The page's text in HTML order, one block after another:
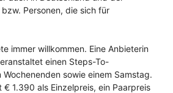
Personen, die sich für
immer willkommen. Eine Anbieterin
einen Steps-To-
sowie einem Samstag.
1.390 als Einzelpreis, ein Paarpreis